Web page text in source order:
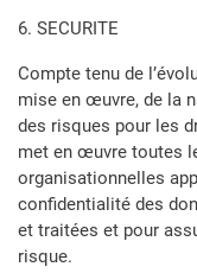
6. SECURITE
Compte tenu de
mise en œuvre, de la
des risques pour les
met en œuvre toutes
organisationnelles
confidentialité des
et traitées et pour
risque.